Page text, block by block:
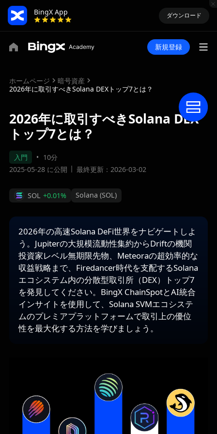
BingX App
ダウンロード
新規登録
ホームページ
暗号資産
2026年に取引すべきSolana DEXトップ7とは？
2026年に取引すべきSolana DEX
トップ7とは？
入門
10分
2025-05-28 に公開
最終更新：2026-03-02
SOL +0.01% Solana (SOL)
2026年の高速Solana DeFi世界をナビゲートしよ
う。Jupiterの大規模流動性集約からDriftの機関
投資家レベル無期限先物、Meteoraの超効率的な
収益戦略まで、Firedancer時代を支配するSolana
エコシステム内の分散型取引所（DEX）トップ7
を発見してください。BingX ChainSpotとAI統合
インサイトを使用して、Solana SVMエコシステ
ムのプレミアプラットフォームで取引上の優位
性を最大化する方法を学びましょう。